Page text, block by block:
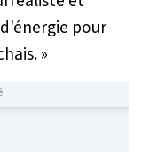
pour
»